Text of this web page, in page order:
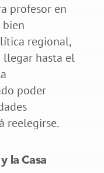
profesor en
bien
regional,
llegar hasta el
poder
reelegirse.
la Casa